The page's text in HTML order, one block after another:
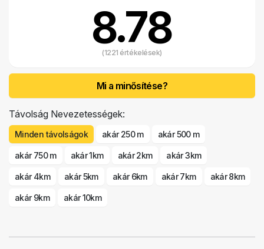
8.78
(1221 értékelések)
Mi a minősítése?
Távolság Nevezetességek:
Minden távolságok akár 250 m akár 500 m
akár 750 m akár 1km akár 2km akár 3km
akár 4km akár 5km akár 6km akár 7km akár 8km
akár 9km akár 10km